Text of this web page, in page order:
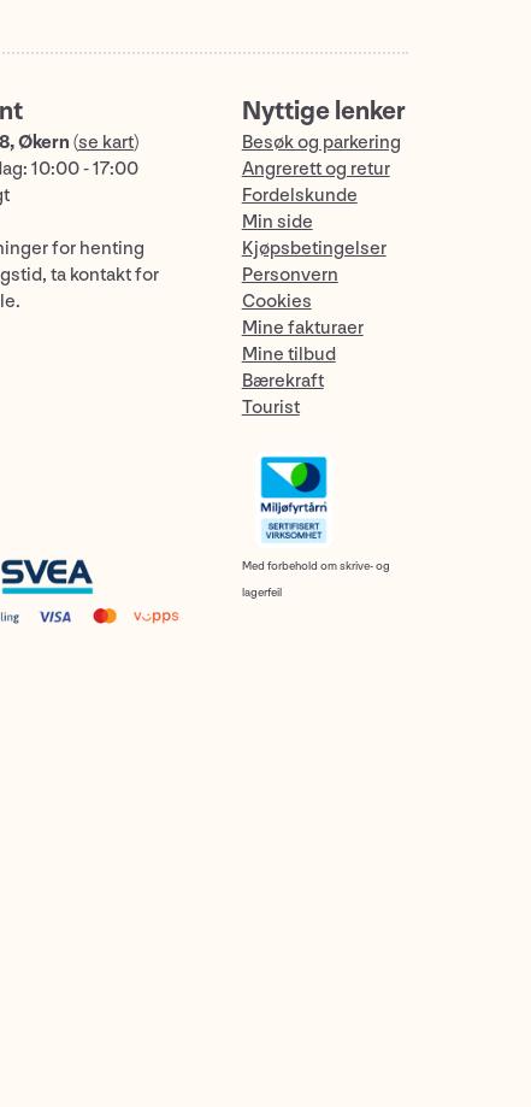
Økern (se kart)
10:00 - 17:00
for henting
ta kontakt for
Nyttige lenker
Besøk og parkering
Angrerett og retur
Fordelskunde
Min side
Kjøpsbetingelser
Personvern
Cookies
Mine fakturaer
Mine tilbud
Bærekraft
Tourist
Med forbehold om skrive- og
lagerfeil